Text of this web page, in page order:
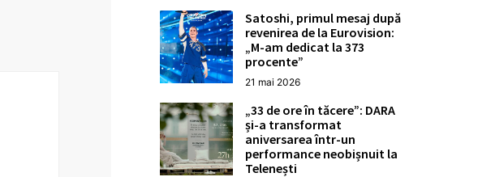
Satoshi, primul mesaj după
revenirea de la Eurovision:
„M-am dedicat la 373
procente”
21 mai 2026
„33 de ore în tăcere”: DARA
și-a transformat
aniversarea într-un
performance neobișnuit la
Telenești